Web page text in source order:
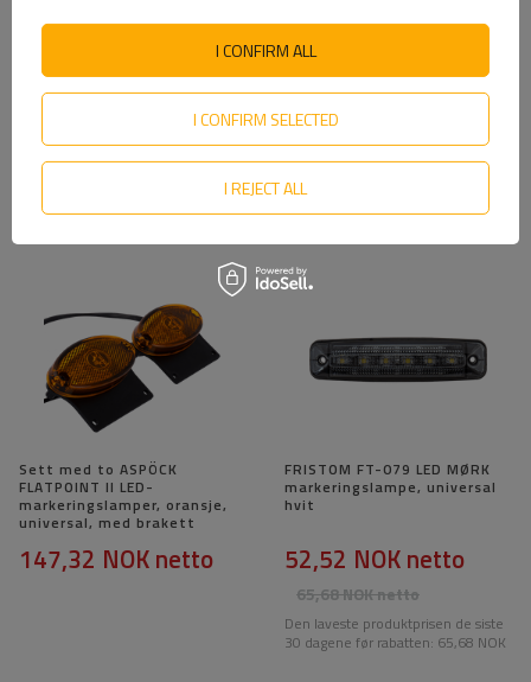
Markeringslampe WAŚ W49
241L LED venstre
WAŚ W189 1340 LED-
markeringslykt universal
55,36 NOK
Sett med to ASPÖCK
FLATPOINT II LED-
markeringslamper, oransje,
universal, med brakett
147,32 NOKnetto
FRISTOM FT-079 LED MØRK
markeringslampe, universal
hvit
65,68 NOKnetto
52,52 NOKnetto
Den laveste produktprisen de siste
30 dagene før rabatten: 65,68 NOK
I CONFIRM SELECTED
I REJECT ALL
I CONFIRM ALL